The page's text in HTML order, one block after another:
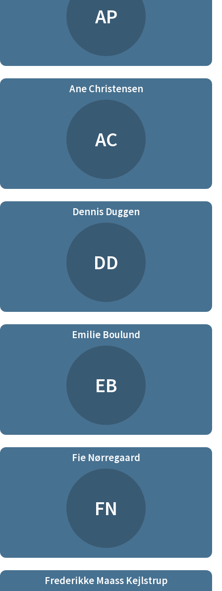
AP
Ane Christensen
AC
Dennis Duggen
DD
Emilie Boulund
EB
Fie Nørregaard
FN
Frederikke Maass Kejlstrup